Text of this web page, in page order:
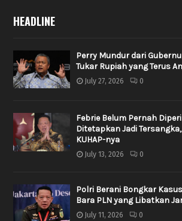
HEADLINE
Perry Mundur dari
Tukar Rupiah yang Terus
July 27, 2026 0
Febrie Belum Pernah
Ditetapkan Jadi
KUHAP-nya
July 13, 2026 0
Polri Berani Bongkar
Bara PLN yang Libatkan
July 11, 2026 0